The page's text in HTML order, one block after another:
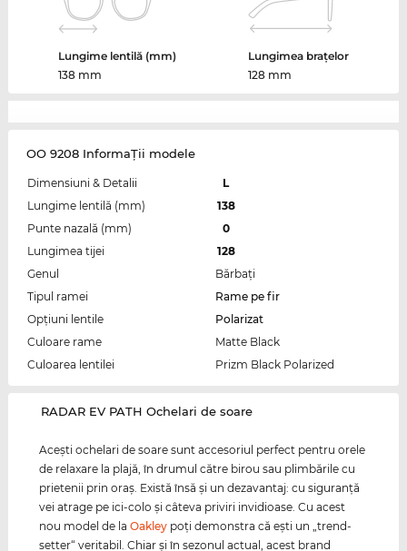
Lungime lentilă (mm)
138 mm
Lungimea brațelor
128 mm
OO 9208 InformaŢii modele
Dimensiuni & Detalii
L
Lungime lentilă (mm)
138
Punte nazală (mm)
0
Lungimea tijei
128
Genul
Bărbaţi
Tipul ramei
Rame pe fir
Opțiuni lentile
Polarizat
Culoare rame
Matte Black
Culoarea lentilei
Prizm Black Polarized
‌RADAR EV PATH Ochelari de soare
Aceşti ochelari de soare sunt accesoriul perfect pentru orele
de relaxare la plajă, în drumul către birou sau plimbările cu
prietenii prin oraş. Există însă şi un dezavantaj: cu siguranţă
vei atrage pe ici-colo şi câteva priviri invidioase. Cu acest
nou model de laOakley poţi demonstra că eşti un „trend-
setter“ veritabil. Chiar şi în sezonul actual, acest brand